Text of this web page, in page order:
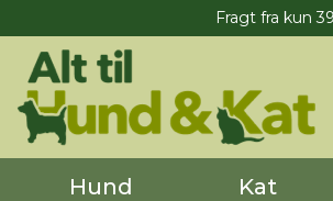
Fragt fra kun
Hund Kat